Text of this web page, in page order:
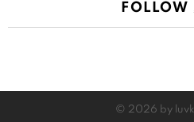
FOLLOW
© 2026 by